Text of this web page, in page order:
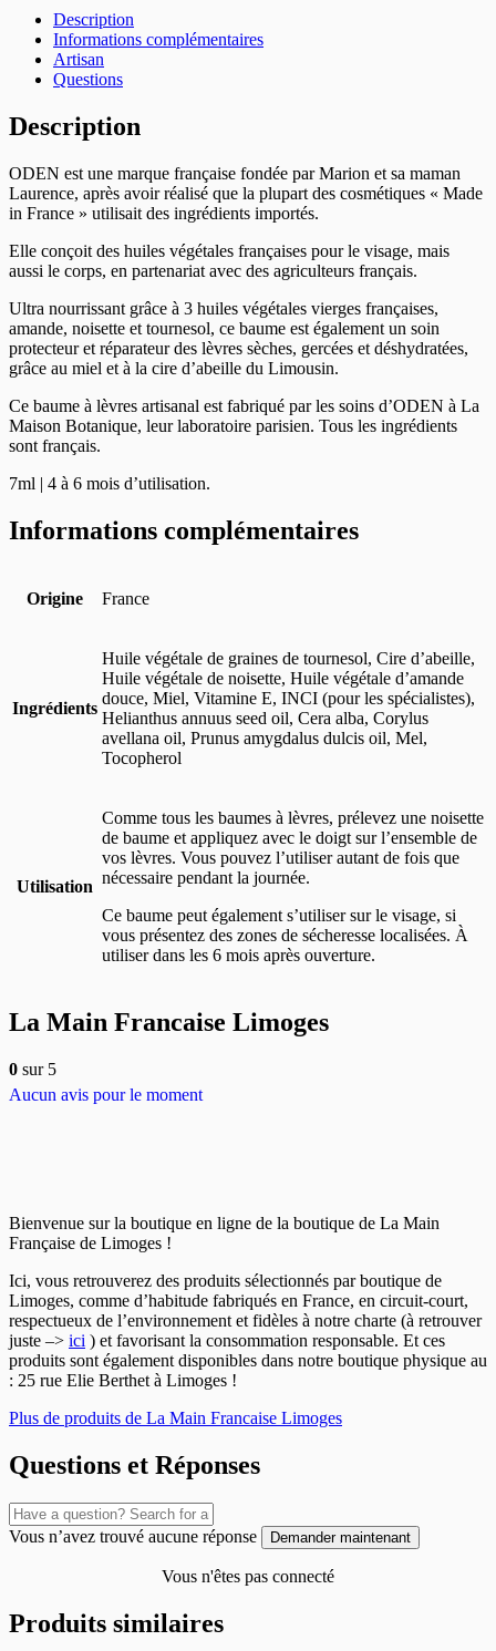
Description
Informations complémentaires
Artisan
Questions
Description
ODEN est une marque française fondée par Marion et sa maman
Laurence, après avoir réalisé que la plupart des cosmétiques « Made
in France » utilisait des ingrédients importés.
Elle conçoit des huiles végétales françaises pour le visage, mais
aussi le corps, en partenariat avec des agriculteurs français.
Ultra nourrissant grâce à 3 huiles végétales vierges françaises,
amande, noisette et tournesol, ce baume est également un soin
protecteur et réparateur des lèvres sèches, gercées et déshydratées,
grâce au miel et à la cire d’abeille du Limousin.
Ce baume à lèvres artisanal est fabriqué par les soins d’ODEN à La
Maison Botanique, leur laboratoire parisien. Tous les ingrédients
sont français.
7ml | 4 à 6 mois d’utilisation.
Informations complémentaires
Origine France
Ingrédients
Huile végétale de graines de tournesol, Cire d’abeille,
Huile végétale de noisette, Huile végétale d’amande
douce, Miel, Vitamine E, INCI (pour les spécialistes),
Helianthus annuus seed oil, Cera alba, Corylus
avellana oil, Prunus amygdalus dulcis oil, Mel,
Tocopherol
Utilisation
Comme tous les baumes à lèvres, prélevez une noisette
de baume et appliquez avec le doigt sur l’ensemble de
vos lèvres. Vous pouvez l’utiliser autant de fois que
nécessaire pendant la journée.
Ce baume peut également s’utiliser sur le visage, si
vous présentez des zones de sécheresse localisées. À
utiliser dans les 6 mois après ouverture.
La Main Francaise Limoges
0 sur 5
Aucun avis pour le moment
Bienvenue sur la boutique en ligne de la boutique de La Main
Française de Limoges !
Ici, vous retrouverez des produits sélectionnés par boutique de
Limoges, comme d’habitude fabriqués en France, en circuit-court,
respectueux de l’environnement et fidèles à notre charte (à retrouver
juste –> ici ) et favorisant la consommation responsable. Et ces
produits sont également disponibles dans notre boutique physique au
: 25 rue Elie Berthet à Limoges !
Plus de produits de La Main Francaise Limoges
Questions et Réponses
Vous n’avez trouvé aucune réponse Demander maintenant
Vous n'êtes pas connecté
Produits similaires